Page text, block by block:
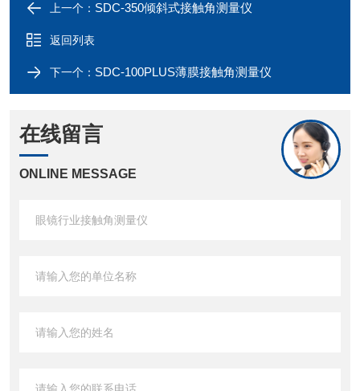
上一个： SDC-350倾斜式接触角测量仪
返回列表
下一个： SDC-100PLUS薄膜接触角测量仪
在线留言
ONLINE MESSAGE